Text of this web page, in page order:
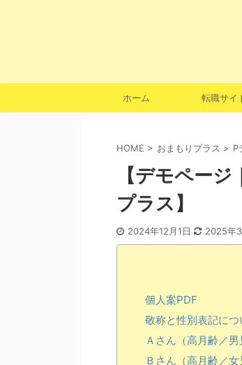
ホーム 転職サイ
HOME > おまもりプラス > P
【デモペー
プラス】
2024年12月1日 2025年
個人案PDF
敬称と性別表記につ
Ａさん（高月齢／
Ｂさん（高月齢／